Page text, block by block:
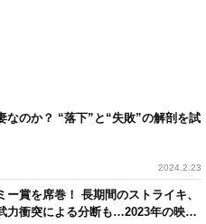
なのか？ “落下”と“失敗”の解剖を試
2024.2.23
ー賞を席巻！ 長期間のストライキ、
力衝突による分断も…2023年の映画